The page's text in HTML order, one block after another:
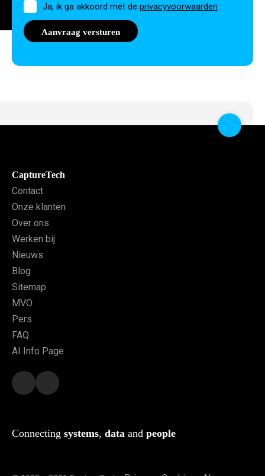
Toestemming
Ja, ik ga akkoord met de privacyvoorwaarden
CaptureTech
Contact
Onze klanten
Over ons
Werken bij
Nieuws
Blog
Sitemap
MVO
Pers
FAQ
AI Info Page
Connecting systems, data and people